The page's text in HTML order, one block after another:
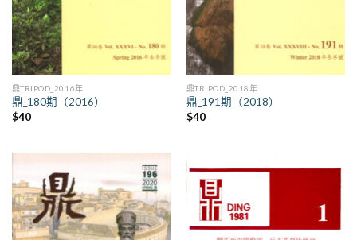
鼎TRIPOD_2016年
鼎_180期（2016）
$40
鼎TRIPOD_2018年
鼎_191期（2018）
$40